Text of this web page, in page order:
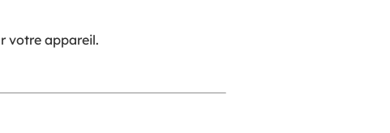
votre appareil.